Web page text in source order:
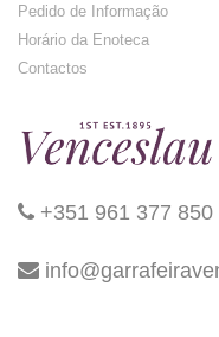
Pedido de Informação
Horário da Enoteca
Contactos
+351 961 377 850